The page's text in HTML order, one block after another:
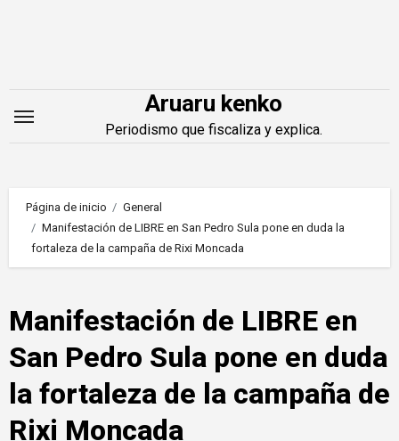
Aruaru kenko
Periodismo que fiscaliza y explica.
Página de inicio
General
Manifestación de LIBRE en San Pedro Sula pone en duda la
fortaleza de la campaña de Rixi Moncada
Manifestación de LIBRE en
San Pedro Sula pone en duda
la fortaleza de la campaña de
Rixi Moncada